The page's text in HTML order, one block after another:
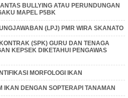
BULLYING ATAU PERUNDUNGAN
MAPEL P5BK
(LPJ) PMR WIRA SKANATO
(SPK) GURU DAN TENAGA
KEPSEK DIKETAHUI PENGAWAS
MORFOLOGI IKAN
IKAN DENGAN SOPTERAPI TANAMAN